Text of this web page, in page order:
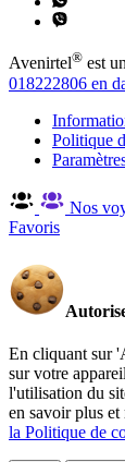
Avenirtel® est
018222806 en
Politique
Nos
Favoris
En cliquant sur
sur votre
l'utilisation du
en savoir plus
la Politique de